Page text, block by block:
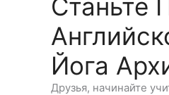
Станьте
Йога
Друзья, начинайте